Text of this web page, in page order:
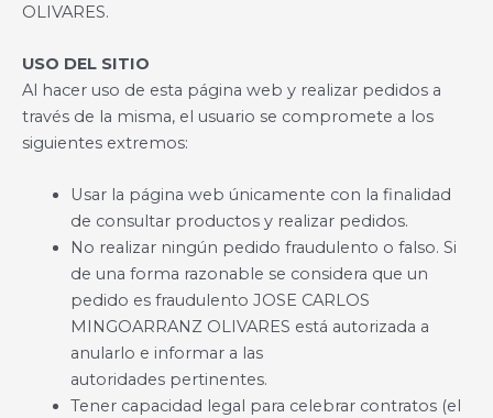
OLIVARES.
USO DEL SITIO
Al hacer uso de esta página web y realizar pedidos a
través de la misma, el usuario se compromete a los
siguientes extremos:
Usar la página web únicamente con la finalidad
de consultar productos y realizar pedidos.
No realizar ningún pedido fraudulento o falso. Si
de una forma razonable se considera que un
pedido es fraudulento JOSE CARLOS
MINGOARRANZ OLIVARES está autorizada a
anularlo e informar a las
autoridades pertinentes.
Tener capacidad legal para celebrar contratos (el